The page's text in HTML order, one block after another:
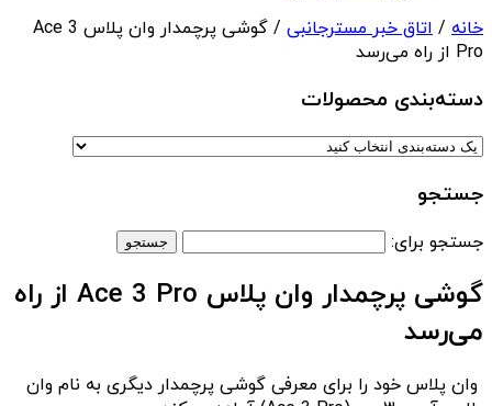
خانه / اتاق خبر مسترجانبی
/ گوشی پرچمدار وان پلاس Ace 3
Pro از راه می‌رسد
دسته‌بندی‌ محصولات
جستجو
جستجو برای:
گوشی پرچمدار وان پلاس Ace 3 Pro از راه
می‌رسد
وان پلاس خود را برای معرفی گوشی پرچمدار دیگری به نام وان